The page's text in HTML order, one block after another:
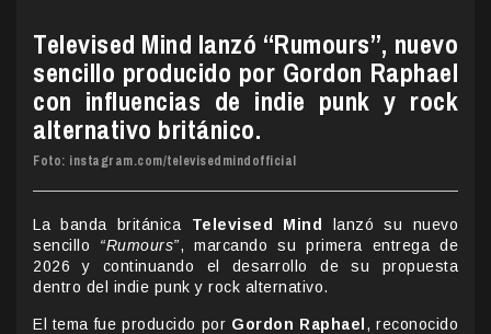
Televised Mind lanzó “Rumours”, nuevo
sencillo producido por Gordon Raphael
con influencias de indie punk y rock
alternativo británico.
Foto: instagram.com/televisedmindofficial
La banda británica Televised Mind
lanzó su nuevo
sencillo “Rumours”, marcando su primera entrega de
2026 y continuando el desarrollo de su propuesta
dentro del indie punk y rock alternativo.
El tema fue producido por Gordon Raphael , reconocido